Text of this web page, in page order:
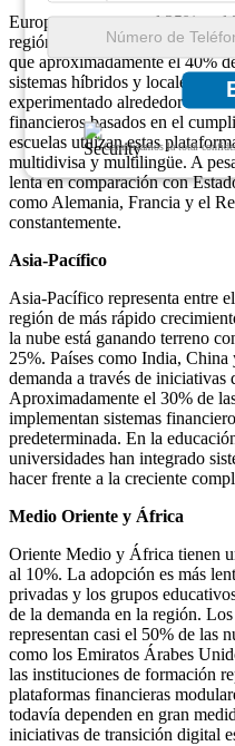
Garantizamos la total
Europa posee entre el 25% y
región pone gran énfasis en la
que aproximadamente el 40%
sistemas híbridos y locales. Las
experimentado alrededor del
financieros basados ​​en el
escuelas utilizan estas
multidivisa y multilingüe. A
lenta en comparación con
como Alemania, Francia y el
constantemente.
Asia-Pacífico
Asia-Pacífico representa entre
región de más rápido
la nube está ganando terreno
25%. Países como India,
demanda a través de
Aproximadamente el 30% de
implementan sistemas
predeterminada. En la
universidades han integrado
hacer frente a la creciente
Medio Oriente y África
Oriente Medio y África tienen
al 10%. La adopción es más
privadas y los grupos
de la demanda en la región.
representan casi el 50% de las
como los Emiratos Árabes
las instituciones de formación
plataformas financieras
todavía dependen en gran
iniciativas de transición digital